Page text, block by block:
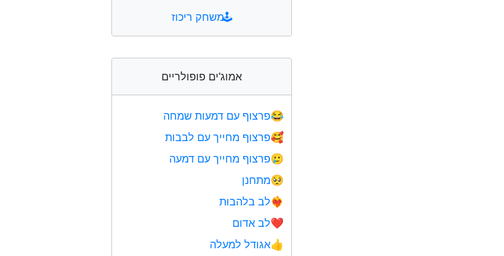
🕹️משחק ריכוז
אמוג'ים פופולריים
😂פרצוף עם דמעות שמחה
🥰פרצוף מחייך עם לבבות
🥲פרצוף מחייך עם דמעה
🥺מתחנן
❤️‍🔥לב בלהבות
❤️לב אדום
👍אגודל למעלה